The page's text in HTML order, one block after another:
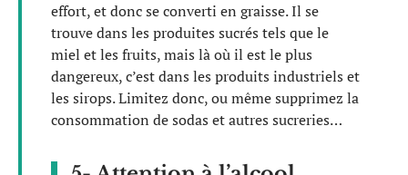
effort, et donc se converti en graisse. Il se
trouve dans les produites sucrés tels que le
miel et les fruits, mais là où il est le plus
dangereux, c’est dans les produits industriels et
les sirops. Limitez donc, ou même supprimez la
consommation de sodas et autres sucreries…